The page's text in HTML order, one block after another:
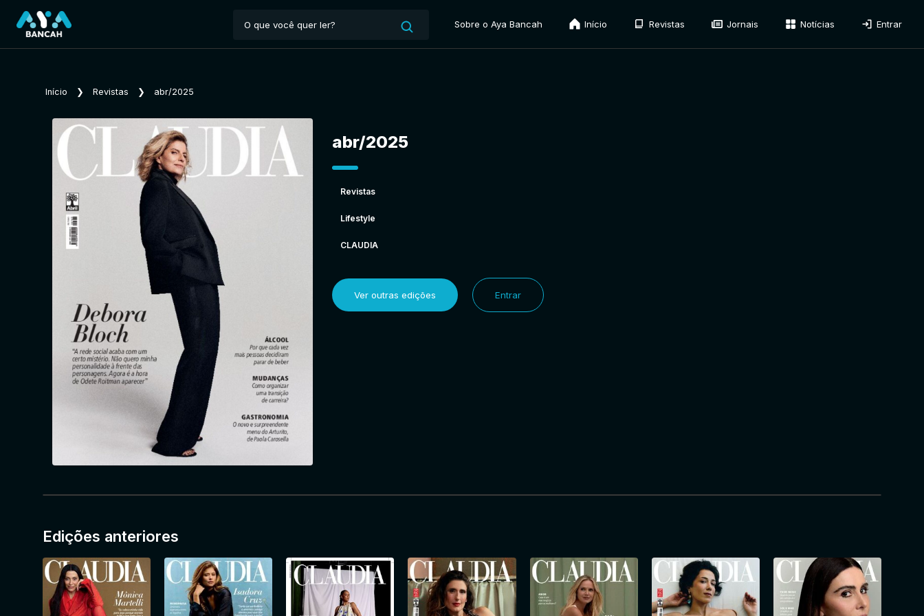
Sobre o Aya Bancah Início Revistas Jornais Notícias Entrar
Início ❯ Revistas ❯ abr/2025
abr/2025
Revistas
Lifestyle
CLAUDIA
Ver outras edições Entrar
Edições anteriores